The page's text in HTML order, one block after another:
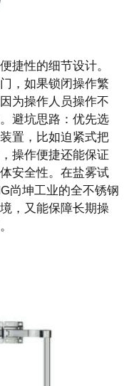
捷性的细节设计。
，如果锁闭操作繁
为操作人员操作不
避坑思路：优先选
置，比如迫紧式把
操作便捷还能保证
安全性。在盐雾试
尚坤工业的全不锈钢
，又能保障长期操